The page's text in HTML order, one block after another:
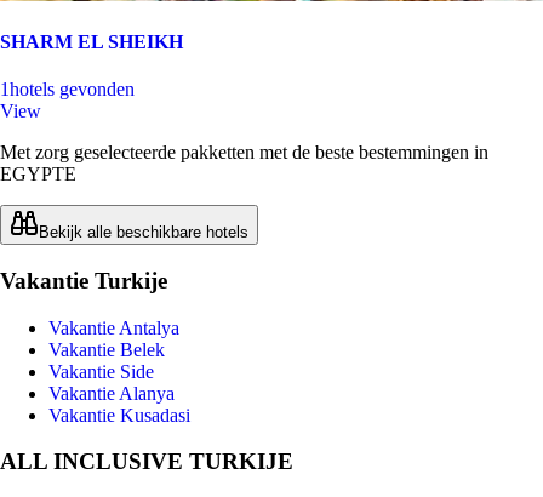
SHARM EL SHEIKH
1hotels gevonden
View
Met zorg geselecteerde pakketten met de beste bestemmingen in
EGYPTE
Bekijk alle beschikbare hotels
Vakantie Turkije
Vakantie Antalya
Vakantie Belek
Vakantie Side
Vakantie Alanya
Vakantie Kusadasi
ALL INCLUSIVE TURKIJE